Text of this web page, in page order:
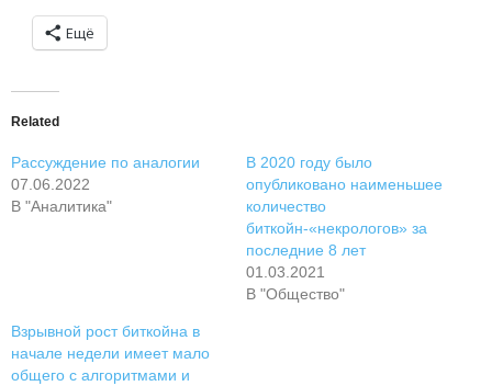
Ещё
Related
Рассуждение по аналогии
07.06.2022
В "Аналитика"
В 2020 году было
опубликовано наименьшее
количество
биткойн-«некрологов» за
последние 8 лет
01.03.2021
В "Общество"
Взрывной рост биткойна в
начале недели имеет мало
общего с алгоритмами и